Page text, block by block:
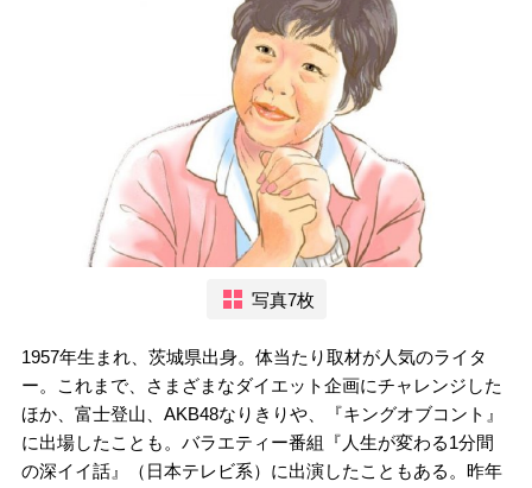
写真7枚
1957年生まれ、茨城県出身。体当たり取材が人気のライタ
ー。これまで、さまざまなダイエット企画にチャレンジした
ほか、富士登山、AKB48なりきりや、『キングオブコント』
に出場したことも。バラエティー番組『人生が変わる1分間
の深イイ話』（日本テレビ系）に出演したこともある。昨年